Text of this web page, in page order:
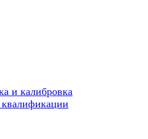
и калибровка